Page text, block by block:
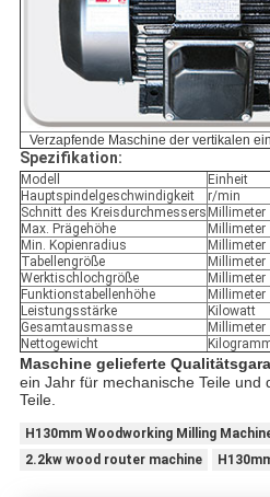
Verzapfende Maschine der vertikalen
Spezifikation:
Modell Einheit
Hauptspindelgeschwindigkeit
r/min
Schnitt des Kreisdurchmessers Millimeter
Max. Prägehöhe
Millimeter
Min. Kopienradius
Millimeter
Tabellengröße
Millimeter
Werktischlochgröße
Millimeter
Funktionstabellenhöhe
Millimeter
Leistungsstärke
Kilowatt
Gesamtausmasse
Millimeter
Nettogewicht
Maschine gelieferte
ein Jahr für mechanische Teile und
Teile.
H130mm Woodworking Milling
2.2kw wood router machine